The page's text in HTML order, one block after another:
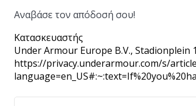
Αναβάσε τον απόδοσή σου!
Κατασκευαστής
Under Armour Europe B.V., Stadionplein
https://privacy.underarmour.com/s/